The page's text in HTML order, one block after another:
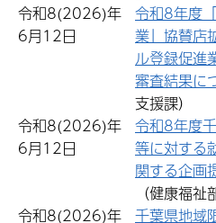
令和8(2026)年
6月12日
令和8年度
業」協賛店
ル登録促進
審査結果に
支援課）
令和8(2026)年
6月12日
令和8年度
等に対する
関する企画
（健康福祉
令和8(2026)年 千葉県地域